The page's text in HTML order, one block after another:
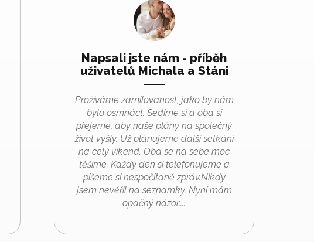
Napsali jste nám - příběh
uživatelů Michala a Stáni
Prožíváme zamilovanost, jako by nám
bylo osmnáct. Sedíme si a oba si
přejeme, aby naše plány na společný
život vyšly. Už plánujeme další setkání
na celý víkend. Oba se na sebe moc
těšíme. Každý den si telefonujeme a
píšeme si nespočítaně zpráv.Nikdy
jsem nevěřil na seznamky. Nyní mám
opačný názor....